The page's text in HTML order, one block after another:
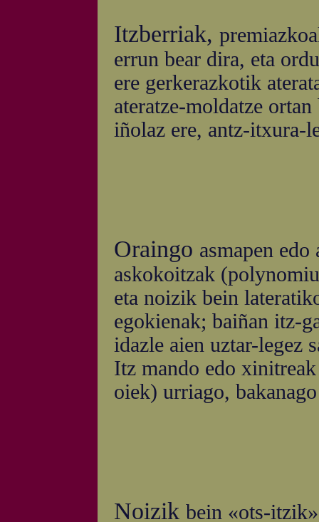
Itzberriak,
errun bear dira, eta
ere gerkerazkotik
ateratze-moldatze
iñolaz ere, antz-itxura-
Oraingo asmapen
askokoitzak
eta noizik bein
egokienak; baiñan itz-
idazle aien uztar-legez
Itz mando edo
oiek) urriago,
Noizik bein «ots-